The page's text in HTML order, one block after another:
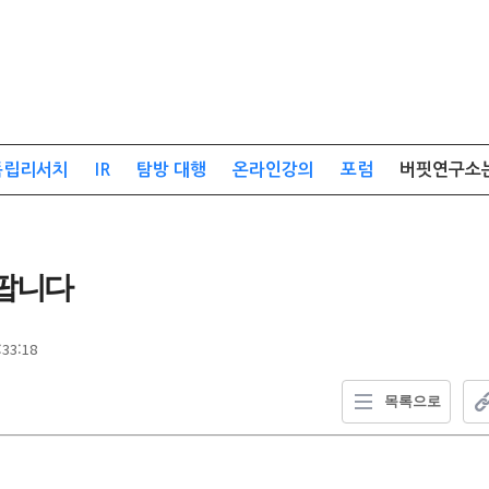
리서치 IR 탐방 대행 온라인강의 포럼 버핏연구소
니다
목록으로